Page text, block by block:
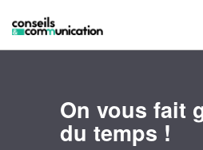
On vous fait
du temps !